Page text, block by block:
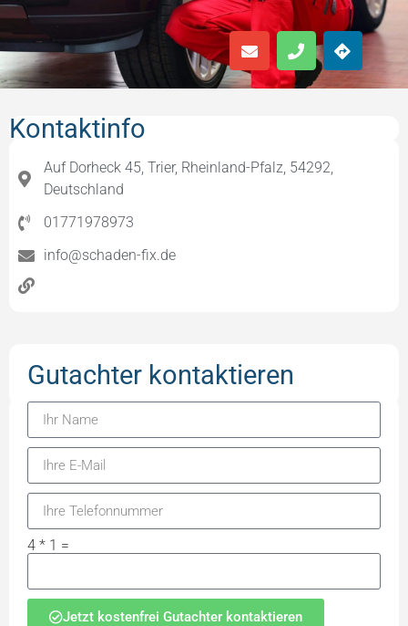
Kontaktinfo
Auf Dorheck 45, Trier, Rheinland-Pfalz, 54292,
Deutschland
01771978973
info@schaden-fix.de
Gutachter kontaktieren
4 * 1 =
Jetzt kostenfrei Gutachter kontaktieren